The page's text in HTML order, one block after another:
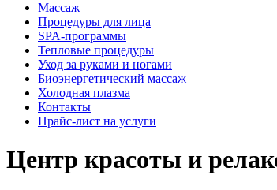
Массаж
Процедуры для лица
SPA-программы
Тепловые процедуры
Уход за руками и ногами
Биоэнергетический массаж
Холодная плазма
Контакты
Прайс-лист на услуги
Центр красоты и